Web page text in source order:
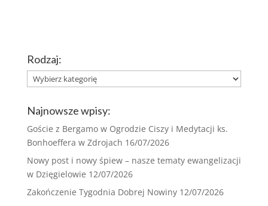
Rodzaj:
Rodzaj:
Najnowsze wpisy:
Goście z Bergamo w Ogrodzie Ciszy i Medytacji ks.
Bonhoeffera w Zdrojach 16/07/2026
Nowy post i nowy śpiew – nasze tematy ewangelizacji
w Dzięgielowie 12/07/2026
Zakończenie Tygodnia Dobrej Nowiny 12/07/2026